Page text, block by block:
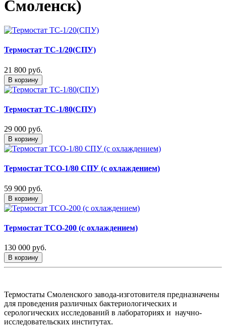
Смоленск)
Термостат ТС-1/20(СПУ)
21 800 руб.
В корзину
Термостат ТС-1/80(СПУ)
29 000 руб.
В корзину
Термостат ТСО-1/80 СПУ (с охлаждением)
59 900 руб.
В корзину
Термостат ТСО-200 (с охлаждением)
130 000 руб.
В корзину
Термостаты Смоленского завода-изготовителя предназначены
для проведения различных бактериологических и
серологических исследований в лабораториях и научно-
исследовательских институтах.